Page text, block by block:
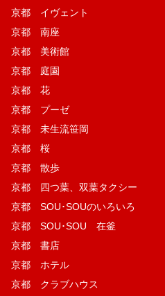
京都 イヴェント
京都 南座
京都 美術館
京都 庭園
京都 花
京都 プーゼ
京都 未生流笹岡
京都 桜
京都 散歩
京都 四つ葉、双葉タクシー
京都 SOU･SOUのいろいろ
京都 SOU･SOU 在釜
京都 書店
京都 ホテル
京都 クラブハウス